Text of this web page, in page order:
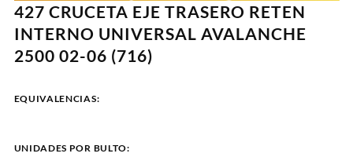
427 CRUCETA EJE TRASERO RETEN
INTERNO UNIVERSAL AVALANCHE
2500 02-06 (716)
EQUIVALENCIAS:
UNIDADES POR BULTO: